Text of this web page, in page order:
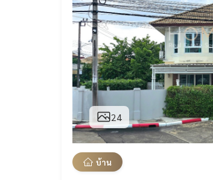
24
บ้าน